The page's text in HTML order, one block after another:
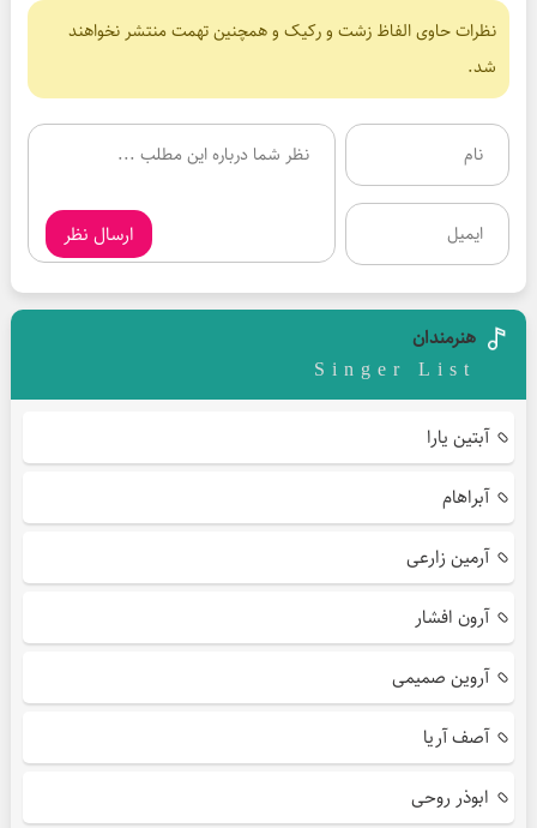
نظرات حاوی الفاظ زشت و رکیک و همچنین تهمت منتشر نخواهند
شد.
ارسال نظر
هنرمندان
Singer List
آبتین یارا
آبراهام
آرمین زارعی
آرون افشار
آروین صمیمی
آصف آریا
ابوذر روحی